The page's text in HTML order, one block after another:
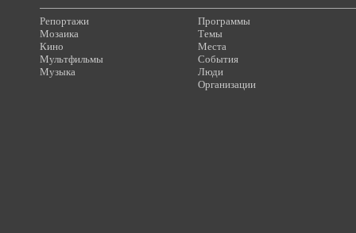
Репортажи
Мозаика
Кино
Мультфильмы
Музыка
Программы
Темы
Места
События
Люди
Организации